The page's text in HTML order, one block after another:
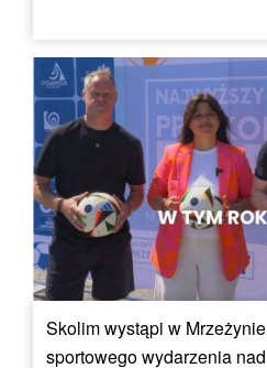
Skolim wystąpi w
sportowego wydarzenia